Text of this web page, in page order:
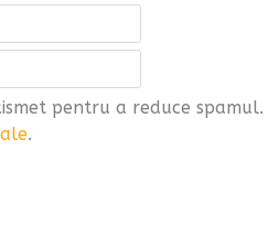
pentru a reduce spamul.
.